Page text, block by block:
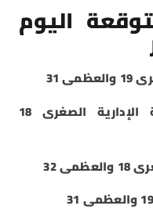
اليوم
31
– درجات الحرارة فى العاصمة الإدارية الصغرى 18